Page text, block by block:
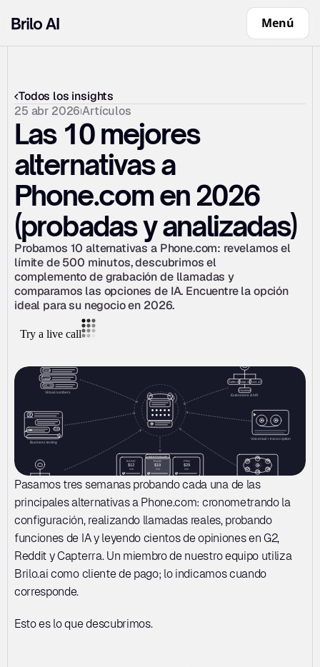
Menú
Todos los insights
25 abr 2026 Artículos
Las 10 mejores
alternativas a
Phone.com en 2026
(probadas y analizadas)
Probamos 10 alternativas a Phone.com: revelamos el
límite de 500 minutos, descubrimos el
complemento de grabación de llamadas y
comparamos las opciones de IA. Encuentre la opción
ideal para su negocio en 2026.
Pasamos tres semanas probando cada una de las
principales alternativas a Phone.com: cronometrando la
configuración, realizando llamadas reales, probando
funciones de IA y leyendo cientos de opiniones en G2,
Reddit y Capterra. Un miembro de nuestro equipo utiliza
Brilo.ai como cliente de pago; lo indicamos cuando
corresponde.
Esto es lo que descubrimos.